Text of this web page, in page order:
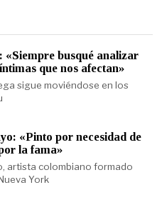
«Siempre busqué analizar
que nos afectan»
sigue moviéndose en los
«Pinto por necesidad de
la fama»
artista colombiano formado
York